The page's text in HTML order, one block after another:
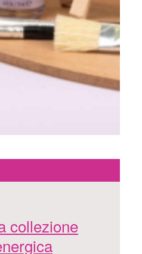
collezione